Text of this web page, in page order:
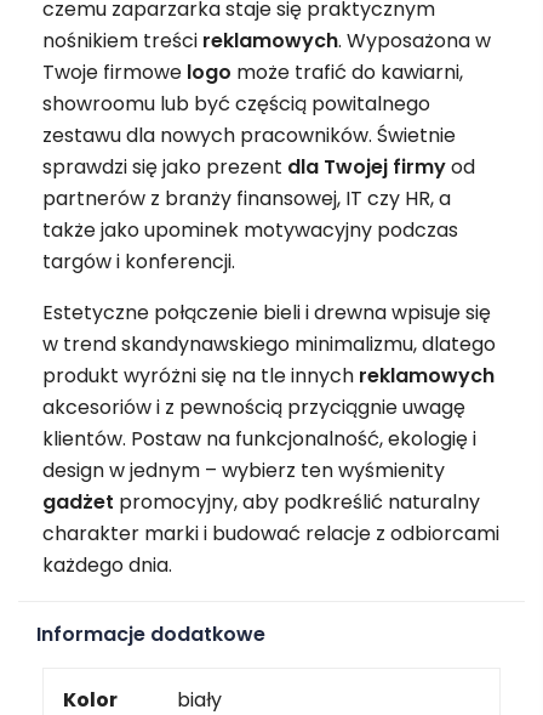
czemu zaparzarka staje się praktycznym
nośnikiem treści reklamowych. Wyposażona w
Twoje firmowe logo może trafić do kawiarni,
showroomu lub być częścią powitalnego
zestawu dla nowych pracowników. Świetnie
sprawdzi się jako prezent dla Twojej firmyod
partnerów z branży finansowej, IT czy HR, a
także jako upominek motywacyjny podczas
targów i konferencji.
Estetyczne połączenie bieli i drewna wpisuje się
w trend skandynawskiego minimalizmu, dlatego
produkt wyróżni się na tle innych reklamowych
akcesoriów i z pewnością przyciągnie uwagę
klientów. Postaw na funkcjonalność, ekologię i
design w jednym – wybierz ten wyśmienity
gadżet promocyjny, aby podkreślić naturalny
charakter marki i budować relacje z odbiorcami
każdego dnia.
Informacje dodatkowe
Kolor biały